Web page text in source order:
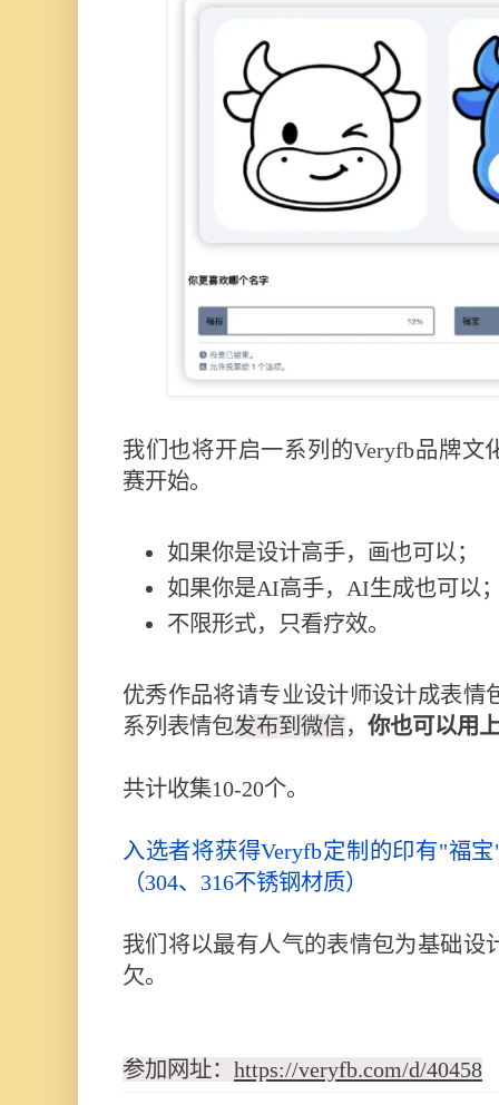
我们也将开启一系列的Veryfb品牌
赛开始。
如果你是设计高手，画也可以；
如果你是AI高手，AI生成也可以
不限形式，只看疗效。
优秀作品将请专业设计师设计成表情
系列表情包发布到微信， 你也可以用
共计收集10-20个。
入选者将获得Veryfb定制的印有"福
（304、316不锈钢材质）
我们将以最有人气的表情包为基础设
欠。
参加网址： https://veryfb.com/d/40458